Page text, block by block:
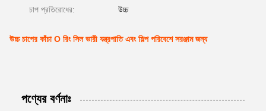
চাপ প্রতিরোধের: উচ্চ
উচ্চ চাপের কাঁচা O রিং সিল ভারী যন্ত্রপাতি এবং শিল্প পরিবেশে সরঞ্জাম জন্য
পণ্যের বর্ণনাঃ